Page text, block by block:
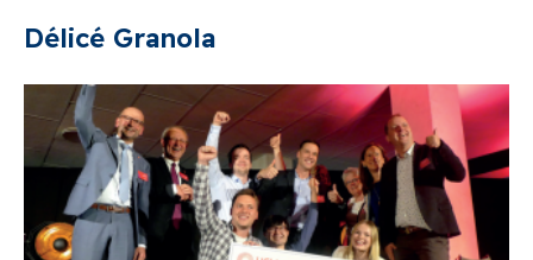
Délicé Granola